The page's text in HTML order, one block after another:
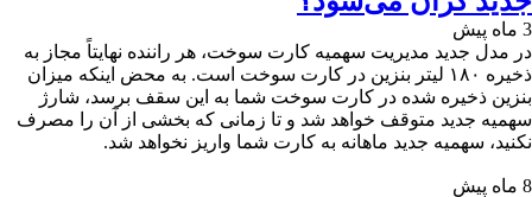
3 ماه پیش
در مدل جدید مدیریت سهمیه کارت سوخت، هر راننده نهایتاً مجاز به
ذخیره ۱۸۰ لیتر بنزین در کارت سوخت است. به محض اینکه میزان
بنزین ذخیره شده در کارت سوخت شما به این سقف برسد، شارژ
سهمیه جدید متوقف خواهد شد و تا زمانی که بخشی از آن را مصرف
نکنید، سهمیه جدید ماهانه به کارت شما واریز نخواهد شد.
8 ماه پیش